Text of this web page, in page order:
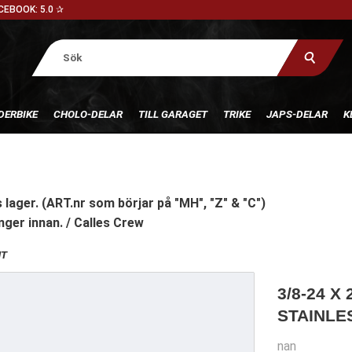
5.0 ✰
CHOLO-DELAR TILL GARAGET TRIKE JAPS-DELAR
(ART.nr som börjar på "MH", "Z" & "C")
innan. / Calles Crew
3/8-24 X
nan